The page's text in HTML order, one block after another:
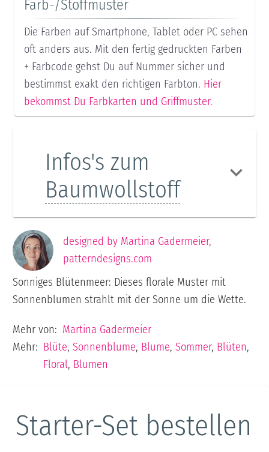
Farb-/Stoffmuster
Die Farben auf Smartphone, Tablet oder PC sehen
oft anders aus. Mit den fertig gedruckten Farben
+ Farbcode gehst Du auf Nummer sicher und
bestimmst exakt den richtigen Farbton. Hier
bekommst Du Farbkarten und Griffmuster.
Infos's zum
Baumwollstoff
designed by Martina Gadermeier,
patterndesigns.com
Sonniges Blütenmeer: Dieses florale Muster mit
Sonnenblumen strahlt mit der Sonne um die Wette.
Mehr von: Martina Gadermeier
Mehr: Blüte,Sonnenblume, Blume,Sommer, Blüten,
Floral, Blumen
Starter-Set bestellen